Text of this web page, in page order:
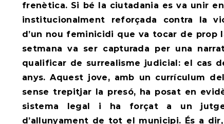
frenètica. Si bé la ciutadania es va unir
institucionalment reforçada contra la
d’un nou feminicidi que va tocar de prop
setmana va ser capturada per una
qualificar de surrealisme judicial: el cas
anys. Aquest jove, amb un currículum
sense trepitjar la presó, ha posat en
sistema legal i ha forçat a un
d’allunyament de tot el municipi. És a